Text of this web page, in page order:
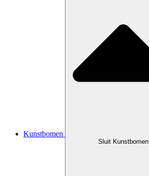
Kunstbomen
Sluit Kunstbomen